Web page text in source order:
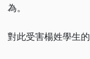
為。
對此受害楊姓學生